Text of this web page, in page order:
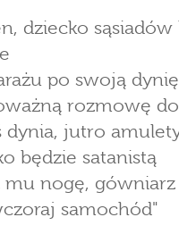
dziecko sąsiadów
po swoją dynię
rozmowę do
dynia, jutro
będzie satanistą
mu nogę, gówniarz
samochód"